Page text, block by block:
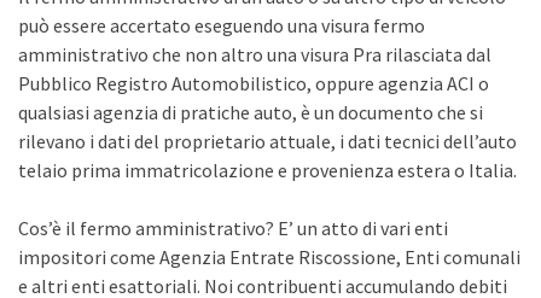
può essere accertato eseguendo una visura fermo
amministrativo che non altro una visura Pra rilasciata dal
Pubblico Registro Automobilistico, oppure agenzia ACI o
qualsiasi agenzia di pratiche auto, è un documento che si
rilevano i dati del proprietario attuale, i dati tecnici dell’auto
telaio prima immatricolazione e provenienza estera o Italia.
Cos’è il fermo amministrativo? E’ un atto di vari enti
impositori come Agenzia Entrate Riscossione, Enti comunali
e altri enti esattoriali. Noi contribuenti accumulando debiti